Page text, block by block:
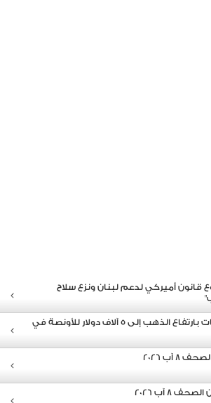
قانون أميركي لدعم لبنان ونزع سلاح
توقّعات بارتفاع الذهب إلى 5 آلاف دولار للأونصة في
8 آب 2026
8 آب 2026